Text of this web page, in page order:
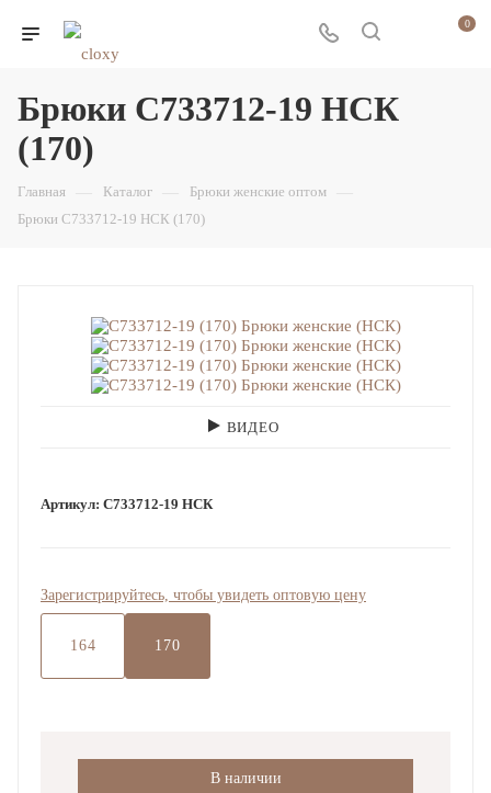
0
Брюки С733712-19 НСК
(170)
Главная Каталог Брюки женские оптом
Брюки С733712-19 НСК (170)
ВИДЕО
Артикул: С733712-19 НСК
Зарегистрируйтесь, чтобы увидеть оптовую цену
164 170
В наличии